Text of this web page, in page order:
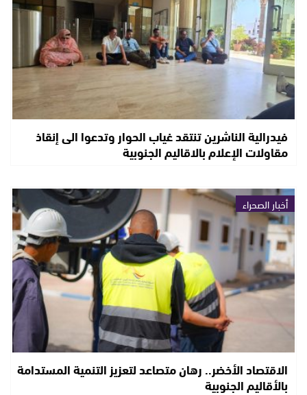
فيدرالية الناشرين تنتقد غياب الحوار وتدعوا الى إنقاذ
مقاولات الإعلام بالاقاليم الجنوبية
أخبار الصحراء
الاقتصاد الأخضر.. رهان متصاعد لتعزيز التنمية المستدامة
بالأقاليم الجنوبية